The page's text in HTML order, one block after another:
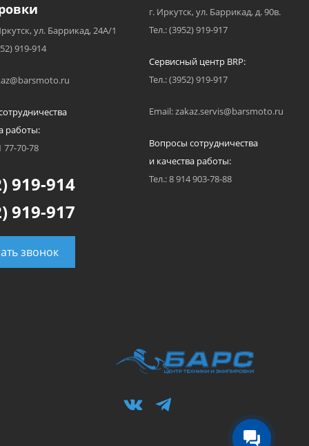
ул. Баррикад, 24А/1
919-914
работы:
77-70-78
919-914
919-917
звонок
г. Иркутск, ул. Баррикад, д. 90в.
Тел.: (3952) 919-917
Сервисный центр BRP:
Тел.: (3952) 919-917
Email: zakaz.servis@barsmoto.ru
Вопросы сотрудничества
и качества работы:
Тел.: 8 914 903-78-88